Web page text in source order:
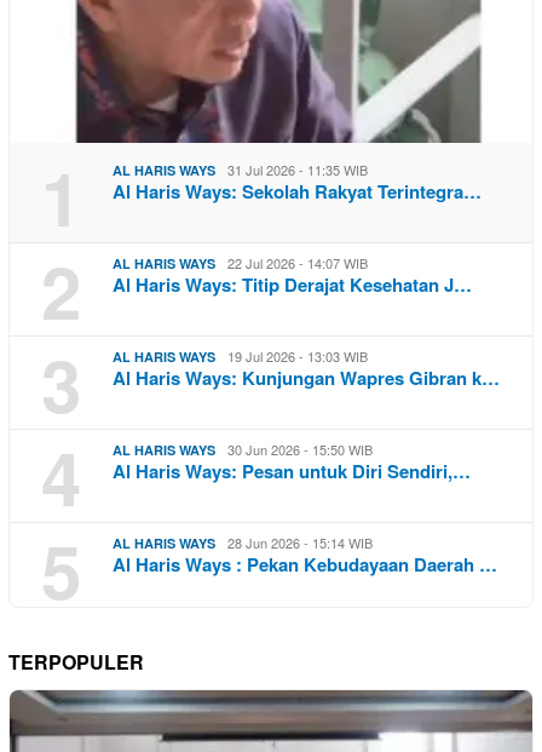
1 AL HARIS WAYS 31 Jul 2026 - 11:35 WIB
Al Haris Ways: Sekolah Rakyat Terintegra…
2 AL HARIS WAYS 22 Jul 2026 - 14:07 WIB
Al Haris Ways: Titip Derajat Kesehatan J…
3 AL HARIS WAYS 19 Jul 2026 - 13:03 WIB
Al Haris Ways: Kunjungan Wapres Gibran k…
4 AL HARIS WAYS 30 Jun 2026 - 15:50 WIB
Al Haris Ways: Pesan untuk Diri Sendiri,…
5 AL HARIS WAYS 28 Jun 2026 - 15:14 WIB
Al Haris Ways : Pekan Kebudayaan Daerah …
TERPOPULER